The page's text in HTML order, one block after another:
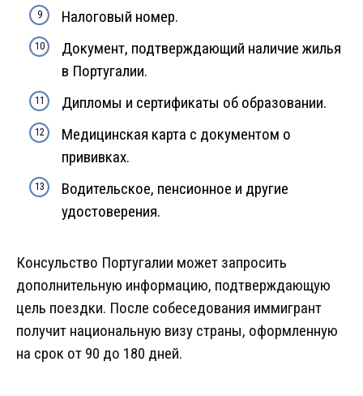
Налоговый номер.
Документ, подтверждающий наличие жилья
в Португалии.
Дипломы и сертификаты об образовании.
Медицинская карта с документом о
прививках.
Водительское, пенсионное и другие
удостоверения.
Консульство Португалии может запросить
дополнительную информацию, подтверждающую
цель поездки. После собеседования иммигрант
получит национальную визу страны, оформленную
на срок от 90 до 180 дней.